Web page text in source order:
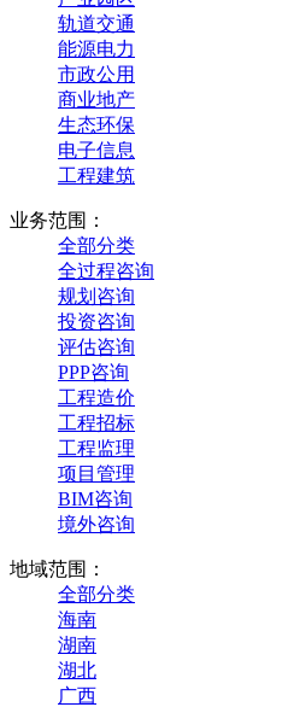
轨道交通
能源电力
市政公用
商业地产
生态环保
电子信息
工程建筑
业务范围：
全部分类
全过程咨询
规划咨询
投资咨询
评估咨询
PPP咨询
工程造价
工程招标
工程监理
项目管理
BIM咨询
境外咨询
地域范围：
全部分类
海南
湖南
湖北
广西